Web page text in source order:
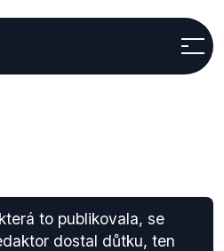
to publikovala, se
dostal důtku, ten